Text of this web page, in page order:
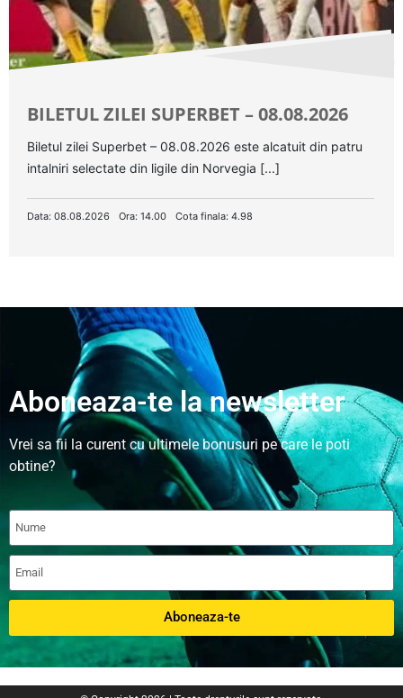
BILETUL ZILEI SUPERBET – 08.08.2026
Biletul zilei Superbet – 08.08.2026 este alcatuit din patru
intalniri selectate din ligile din Norvegia [...]
Data: 08.08.2026 Ora: 14.00 Cota finala: 4.98
Aboneaza-te la newsletter
Vrei sa fii la curent cu ultimele bonusuri pe care le poti
obtine?
Aboneaza-te